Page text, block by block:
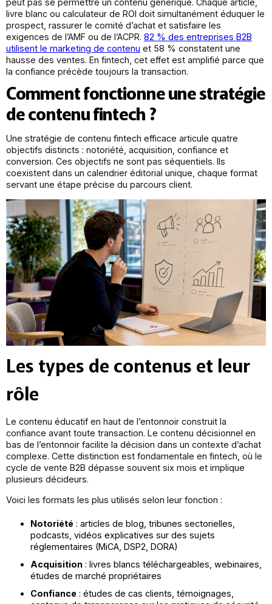
livre blanc ou calculateur de ROI doit simultanément éduquer le
prospect, rassurer le comité d’achat et satisfaire les
exigences de l’AMF ou de l’ACPR. 82 % des entreprises B2B
utilisent le marketing de contenu et 58 % constatent une
hausse des ventes. En fintech, cet effet est amplifié parce que
la confiance précède toujours la transaction.
Comment fonctionne une stratégie
de contenu fintech ?
Une stratégie de contenu fintech efficace articule quatre
objectifs distincts : notoriété, acquisition, confiance et
conversion. Ces objectifs ne sont pas séquentiels. Ils
coexistent dans un calendrier éditorial unique, chaque format
servant une étape précise du parcours client.
Les types de contenus et leur
rôle
Le contenu éducatif en haut de l’entonnoir construit la
confiance avant toute transaction. Le contenu décisionnel en
bas de l’entonnoir facilite la décision dans un contexte d’achat
complexe. Cette distinction est fondamentale en fintech, où le
cycle de vente B2B dépasse souvent six mois et implique
plusieurs décideurs.
Voici les formats les plus utilisés selon leur fonction :
Notoriété : articles de blog, tribunes sectorielles,
podcasts, vidéos explicatives sur des sujets
réglementaires (MiCA, DSP2, DORA)
Acquisition : livres blancs téléchargeables, webinaires,
études de marché propriétaires
Confiance : études de cas clients, témoignages,